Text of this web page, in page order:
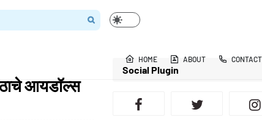
HOME ABOUT CONTACT
आयडॉल्स
Social Plugin